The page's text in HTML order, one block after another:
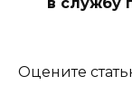
Оцените